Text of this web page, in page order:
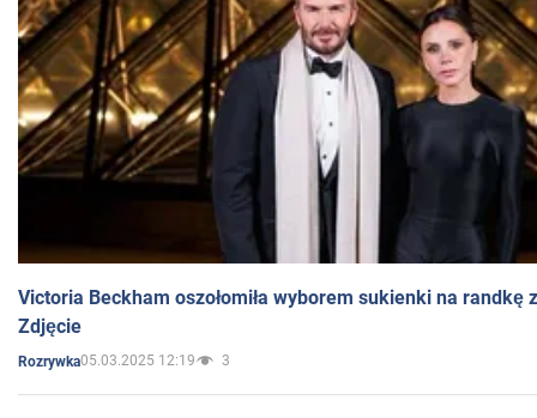
Victoria Beckham oszołomiła wyborem sukienki na randkę
Zdjęcie
Rozrywka05.03.2025 12:19 3